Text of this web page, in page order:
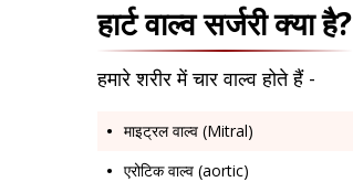
हार्ट वाल्व सर्जरी क्या है?
हमारे शरीर में चार वाल्व होते हैं -
माइट्रल वाल्व (Mitral)
एरोटिक वाल्व (aortic)